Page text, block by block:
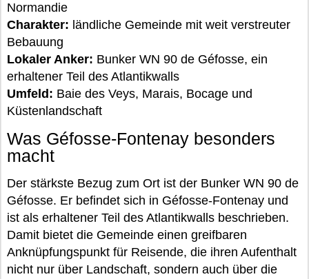
Normandie
Charakter: ländliche Gemeinde mit weit verstreuter
Bebauung
Lokaler Anker: Bunker WN 90 de Géfosse, ein
erhaltener Teil des Atlantikwalls
Umfeld: Baie des Veys, Marais, Bocage und
Küstenlandschaft
Was Géfosse-Fontenay besonders
macht
Der stärkste Bezug zum Ort ist der Bunker WN 90 de
Géfosse. Er befindet sich in Géfosse-Fontenay und
ist als erhaltener Teil des Atlantikwalls beschrieben.
Damit bietet die Gemeinde einen greifbaren
Anknüpfungspunkt für Reisende, die ihren Aufenthalt
nicht nur über Landschaft, sondern auch über die